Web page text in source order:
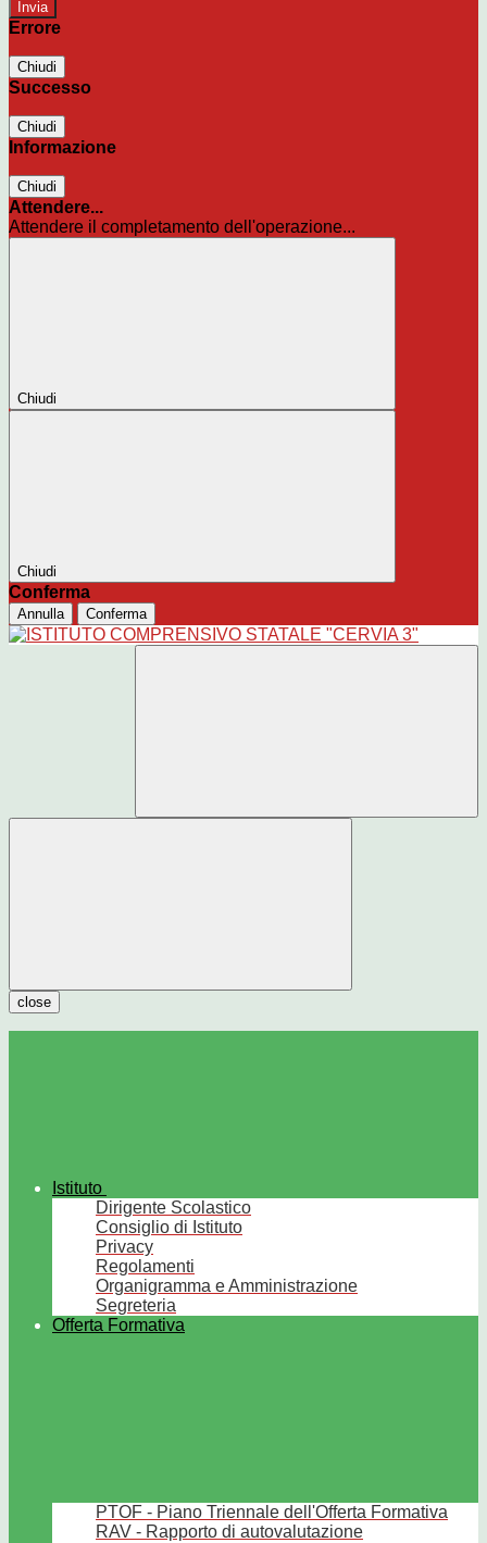
Errore
Chiudi
Successo
Chiudi
Informazione
Chiudi
Attendere...
Attendere il completamento dell'operazione...
Chiudi
Chiudi
Conferma
Annulla Conferma
close
Istituto
Dirigente Scolastico
Consiglio di Istituto
Privacy
Regolamenti
Organigramma e Amministrazione
Segreteria
Offerta Formativa
PTOF - Piano Triennale dell'Offerta Formativa
RAV - Rapporto di autovalutazione